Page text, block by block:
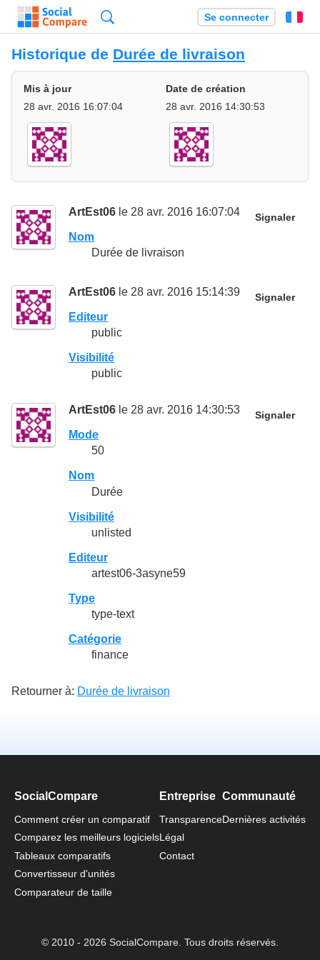
Se connecter
Historique de Durée de livraison
Mis à jour
28 avr. 2016 16:07:04
Date de création
28 avr. 2016 14:30:53
ArtEst06 le 28 avr. 2016 16:07:04 Signaler
Nom
Durée de livraison
ArtEst06 le 28 avr. 2016 15:14:39 Signaler
Editeur
public
Visibilité
public
ArtEst06 le 28 avr. 2016 14:30:53 Signaler
Mode
50
Nom
Durée
Visibilité
unlisted
Editeur
artest06-3asyne59
Type
type-text
Catégorie
finance
Retourner à: Durée de livraison
SocialCompare
Comment créer un comparatif
Comparez les meilleurs logiciels
Tableaux comparatifs
Convertisseur d'unités
Comparateur de taille
Entreprise
Transparence
Légal
Contact
Communauté
Dernières activités
© 2010 - 2026 SocialCompare. Tous droits réservés.